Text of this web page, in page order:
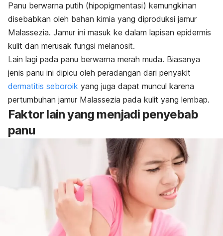
Panu berwarna putih (hipopigmentasi) kemungkinan
disebabkan oleh bahan kimia yang diproduksi jamur
Malassezia. Jamur ini masuk ke dalam lapisan epidermis
kulit dan merusak fungsi melanosit.
Lain lagi pada panu berwarna merah muda. Biasanya
jenis panu ini dipicu oleh peradangan dari penyakit
dermatitis seboroik yang juga dapat muncul karena
pertumbuhan jamur Malassezia pada kulit yang lembap.
Faktor lain yang menjadi penyebab
panu